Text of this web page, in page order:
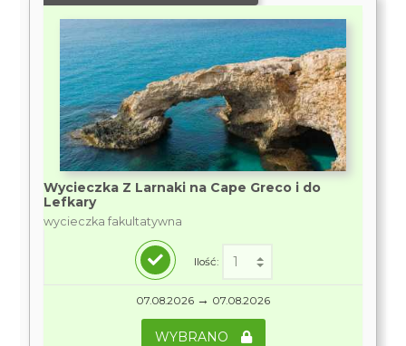
Wycieczka Z Larnaki na Cape Greco i do
Lefkary
wycieczka fakultatywna
Ilość:
07.08.2026 → 07.08.2026
WYBRANO